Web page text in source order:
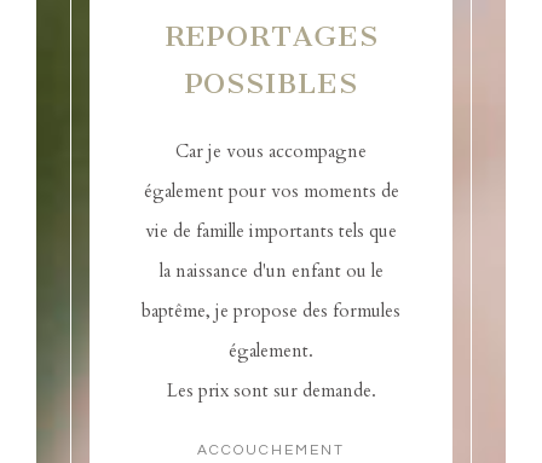
REPORTAGES
POSSIBLES
Car je vous accompagne
également pour vos moments de
vie de famille importants tels que
la naissance d'un enfant ou le
baptême, je propose des formules
également.
Les prix sont sur demande.
ACCOUCHEMENT